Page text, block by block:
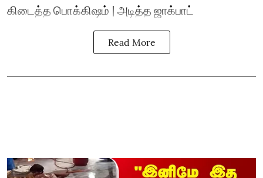
கிடைத்த பொக்கிஷம் | அடித்த ஜாக்பாட்
Read More